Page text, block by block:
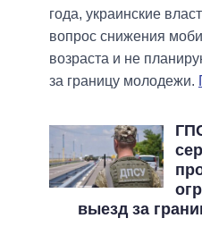
года, украинские
вопрос снижения
возраста и не
за границу молодежи.
выезд за